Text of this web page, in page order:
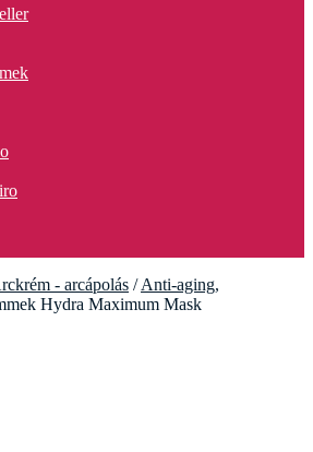
- arcápolás /Anti-aging,
Hydra Maximum Mask